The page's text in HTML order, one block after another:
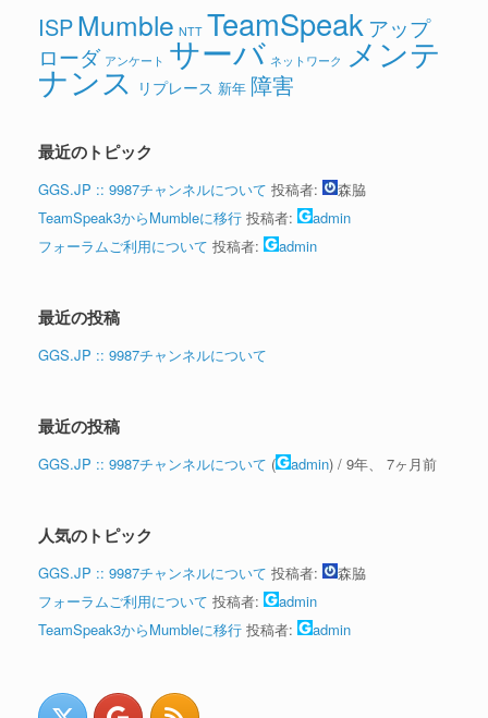
ISPMumble NTT TeamSpeak アップ
ローダ アンケート サーバ ネットワーク メンテ
ナンス リプレース 新年 障害
最近のトピック
GGS.JP :: 9987チャンネルについて 投稿者:
森脇
TeamSpeak3からMumbleに移行 投稿者:
admin
フォーラムご利用について 投稿者: admin
最近の投稿
GGS.JP :: 9987チャンネルについて
最近の投稿
GGS.JP :: 9987チャンネルについて ( admin) / 9年、 7ヶ月前
人気のトピック
GGS.JP :: 9987チャンネルについて 投稿者:
森脇
フォーラムご利用について 投稿者:
admin
TeamSpeak3からMumbleに移行 投稿者: admin